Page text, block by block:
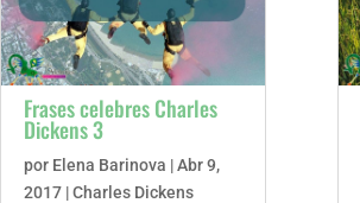
Frases celebres Charles
Dickens 3
por Elena Barinova |Abr 9,
2017 |Charles Dickens